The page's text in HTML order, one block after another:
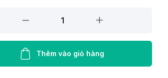
Thêm vào giỏ hàng